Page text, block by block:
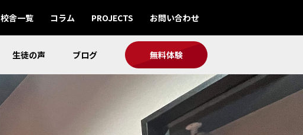
校舎一覧 コラム PROJECTS お問い合わせ
生徒の声 ブログ 無料体験